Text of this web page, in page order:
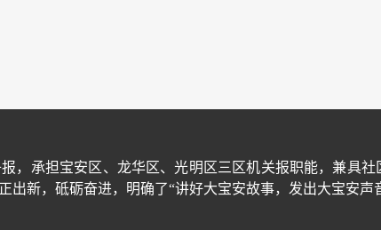
，承担宝安区、龙华区、光明区三区机关报职能，兼具
新，砥砺奋进，明确了“讲好大宝安故事，发出大宝安